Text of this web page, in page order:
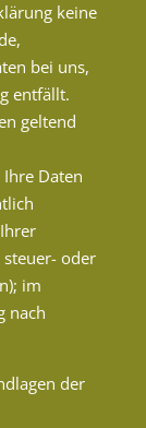
keine
bei uns,
entfällt.
geltend
Daten
steuer- oder
im
nach
der